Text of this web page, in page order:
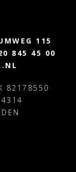
115
845 45 00
82178550